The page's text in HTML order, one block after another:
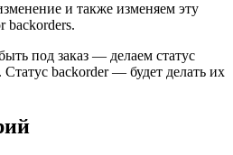
и также изменяем эту
backorders.
под заказ — делаем статус
backorder — будет делать их